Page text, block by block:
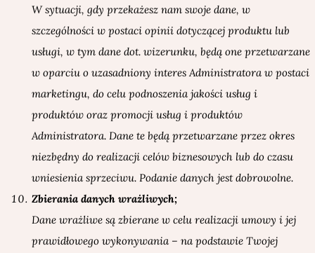
W sytuacji, gdy przekażesz nam swoje dane, w
szczególności w postaci opinii dotyczącej produktu lub
usługi, w tym dane dot. wizerunku, będą one przetwarzane
w oparciu o uzasadniony interes Administratora w postaci
marketingu, do celu podnoszenia jakości usług i
produktów oraz promocji usług i produktów
Administratora. Dane te będą przetwarzane przez okres
niezbędny do realizacji celów biznesowych lub do czasu
wniesienia sprzeciwu. Podanie danych jest dobrowolne.
Zbierania danych wrażliwych;
Dane wrażliwe są zbierane w celu realizacji umowy i jej
prawidłowego wykonywania – na podstawie Twojej